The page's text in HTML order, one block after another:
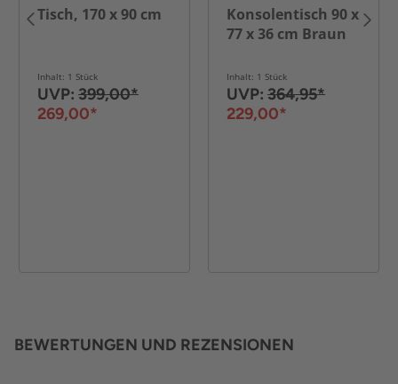
Tisch, 170 x 90 cm
Inhalt: 1 Stück
UVP: 399,00*
269,00*
Konsolentisch 90 x
77 x 36 cm Braun
Inhalt: 1 Stück
UVP: 364,95*
229,00*
BEWERTUNGEN UND REZENSIONEN